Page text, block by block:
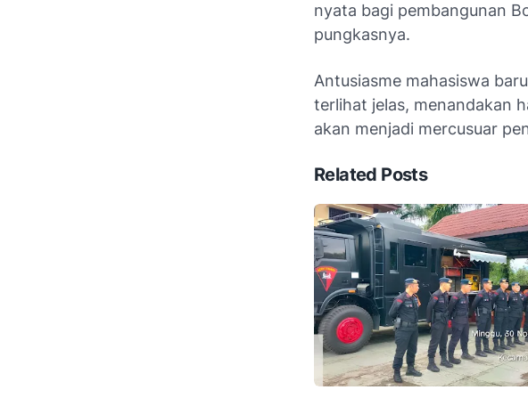
nyata bagi pembangunan
pungkasnya.
Antusiasme mahasiswa
terlihat jelas, menandakan
akan menjadi mercusuar
Related Posts